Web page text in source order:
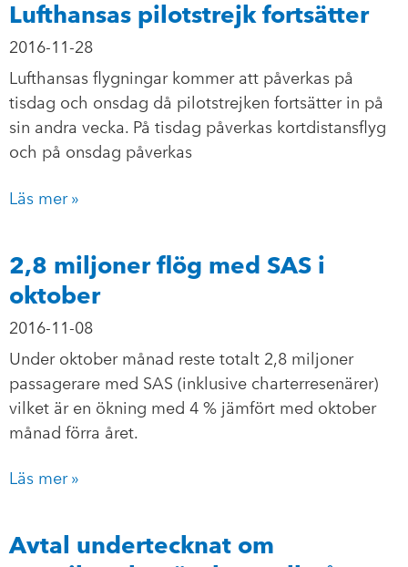
Lufthansas pilotstrejk fortsätter
2016-11-28
Lufthansas flygningar kommer att påverkas på
tisdag och onsdag då pilotstrejken fortsätter in på
sin andra vecka. På tisdag påverkas kortdistansflyg
och på onsdag påverkas
Läs mer »
2,8 miljoner flög med SAS i
oktober
2016-11-08
Under oktober månad reste totalt 2,8 miljoner
passagerare med SAS (inklusive charterresenärer)
vilket är en ökning med 4 % jämfört med oktober
månad förra året.
Läs mer »
Avtal undertecknat om